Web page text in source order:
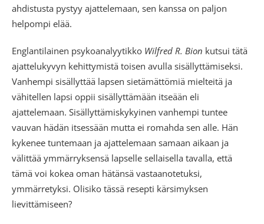
ahdistusta pystyy ajattelemaan, sen kanssa on paljon
helpompi elää.
Englantilainen psykoanalyytikko Wilfred R. Bion kutsui tätä
ajattelukyvyn kehittymistä toisen avulla sisällyttämiseksi.
Vanhempi sisällyttää lapsen sietämättömiä mielteitä ja
vähitellen lapsi oppii sisällyttämään itseään eli
ajattelemaan. Sisällyttämiskykyinen vanhempi tuntee
vauvan hädän itsessään mutta ei romahda sen alle. Hän
kykenee tuntemaan ja ajattelemaan samaan aikaan ja
välittää ymmärryksensä lapselle sellaisella tavalla, että
tämä voi kokea oman hätänsä vastaanotetuksi,
ymmärretyksi. Olisiko tässä resepti kärsimyksen
lievittämiseen?